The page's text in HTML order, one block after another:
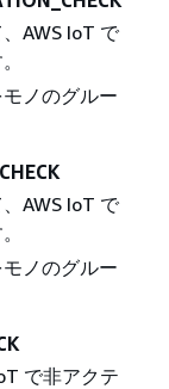
AWS IoT で
ノのグルー
AWS IoT で
ノのグルー
で非アクテ